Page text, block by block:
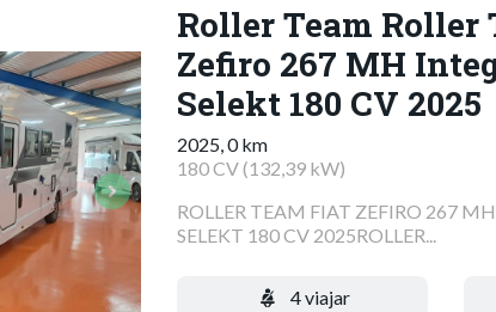
Roller Team Roller
Zefiro 267 MH
Selekt 180 CV 2025
2025, 0 km
180 CV (132,39 kW)
ROLLER TEAM FIAT ZEFIRO 267
SELEKT 180 CV 2025ROLLER...
4 viajar